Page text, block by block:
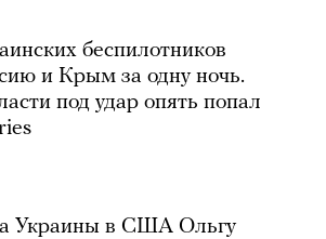
беспилотников
и Крым за одну ночь.
под удар опять попал
Украины в США Ольгу